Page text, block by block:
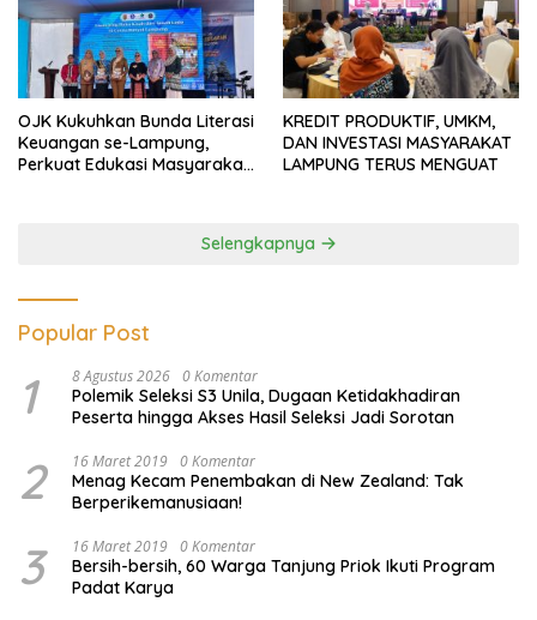
OJK Kukuhkan Bunda Literasi
Keuangan se-Lampung,
Perkuat Edukasi Masyarakat
KREDIT PRODUKTIF, UMKM,
DAN INVESTASI MASYARAKAT
LAMPUNG TERUS MENGUAT
Selengkapnya
Popular Post
1 8 Agustus 2026 0 Komentar
Polemik Seleksi S3 Unila, Dugaan Ketidakhadiran
Peserta hingga Akses Hasil Seleksi Jadi Sorotan
2 16 Maret 2019 0 Komentar
Menag Kecam Penembakan di New Zealand: Tak
Berperikemanusiaan!
3 16 Maret 2019 0 Komentar
Bersih-bersih, 60 Warga Tanjung Priok Ikuti Program
Padat Karya